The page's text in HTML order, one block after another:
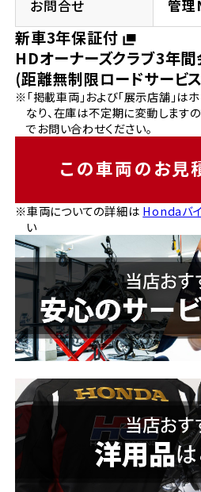
お問合せ 管
新車3年保証付
HDオーナーズクラブ3年
(距離無制限ロードサービ
※「掲載車両」および「展示店舗」は
なり、在庫は不定期に変動します
でお問い合わせください。
この車両のお見
※車両についての詳細は Hondaバ
い
ホンダドリーム 磯子
ホンダドリーム 横浜
ホンダドリーム 横浜旭
ホンダドリーム 川崎
ホンダドリーム 横浜
千葉県
ホンダドリーム 船橋
ホンダドリーム 松戸
ホンダドリーム 蘇我
埼玉県
ホンダドリーム 岐阜
ホンダドリーム 京都北
兵庫県
ホンダドリーム 神戸
ホンダドリーム 尼崎
ホンダドリーム 西宮
奈良県
高知県
ホンダドリーム 高知